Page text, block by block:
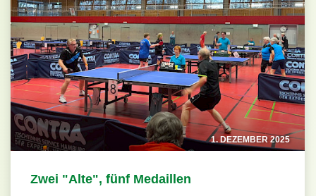
1. DEZEMBER 2025
Zwei "Alte", fünf Medaillen